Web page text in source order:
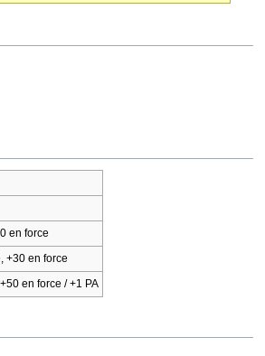
en force
+30 en force
en force / +1 PA